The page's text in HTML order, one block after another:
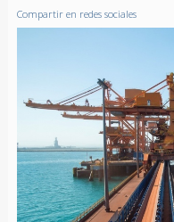
Compartir en redes sociales